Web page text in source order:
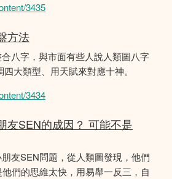
3435
方法
八字，與市面有些人說人類圖八字
大類型、用天賦來對應十神。
3434
友SEN的成因？ 可能不是
友SEN問題，從人類圖發現，他們
們的思維太快，用易舉一反三，自